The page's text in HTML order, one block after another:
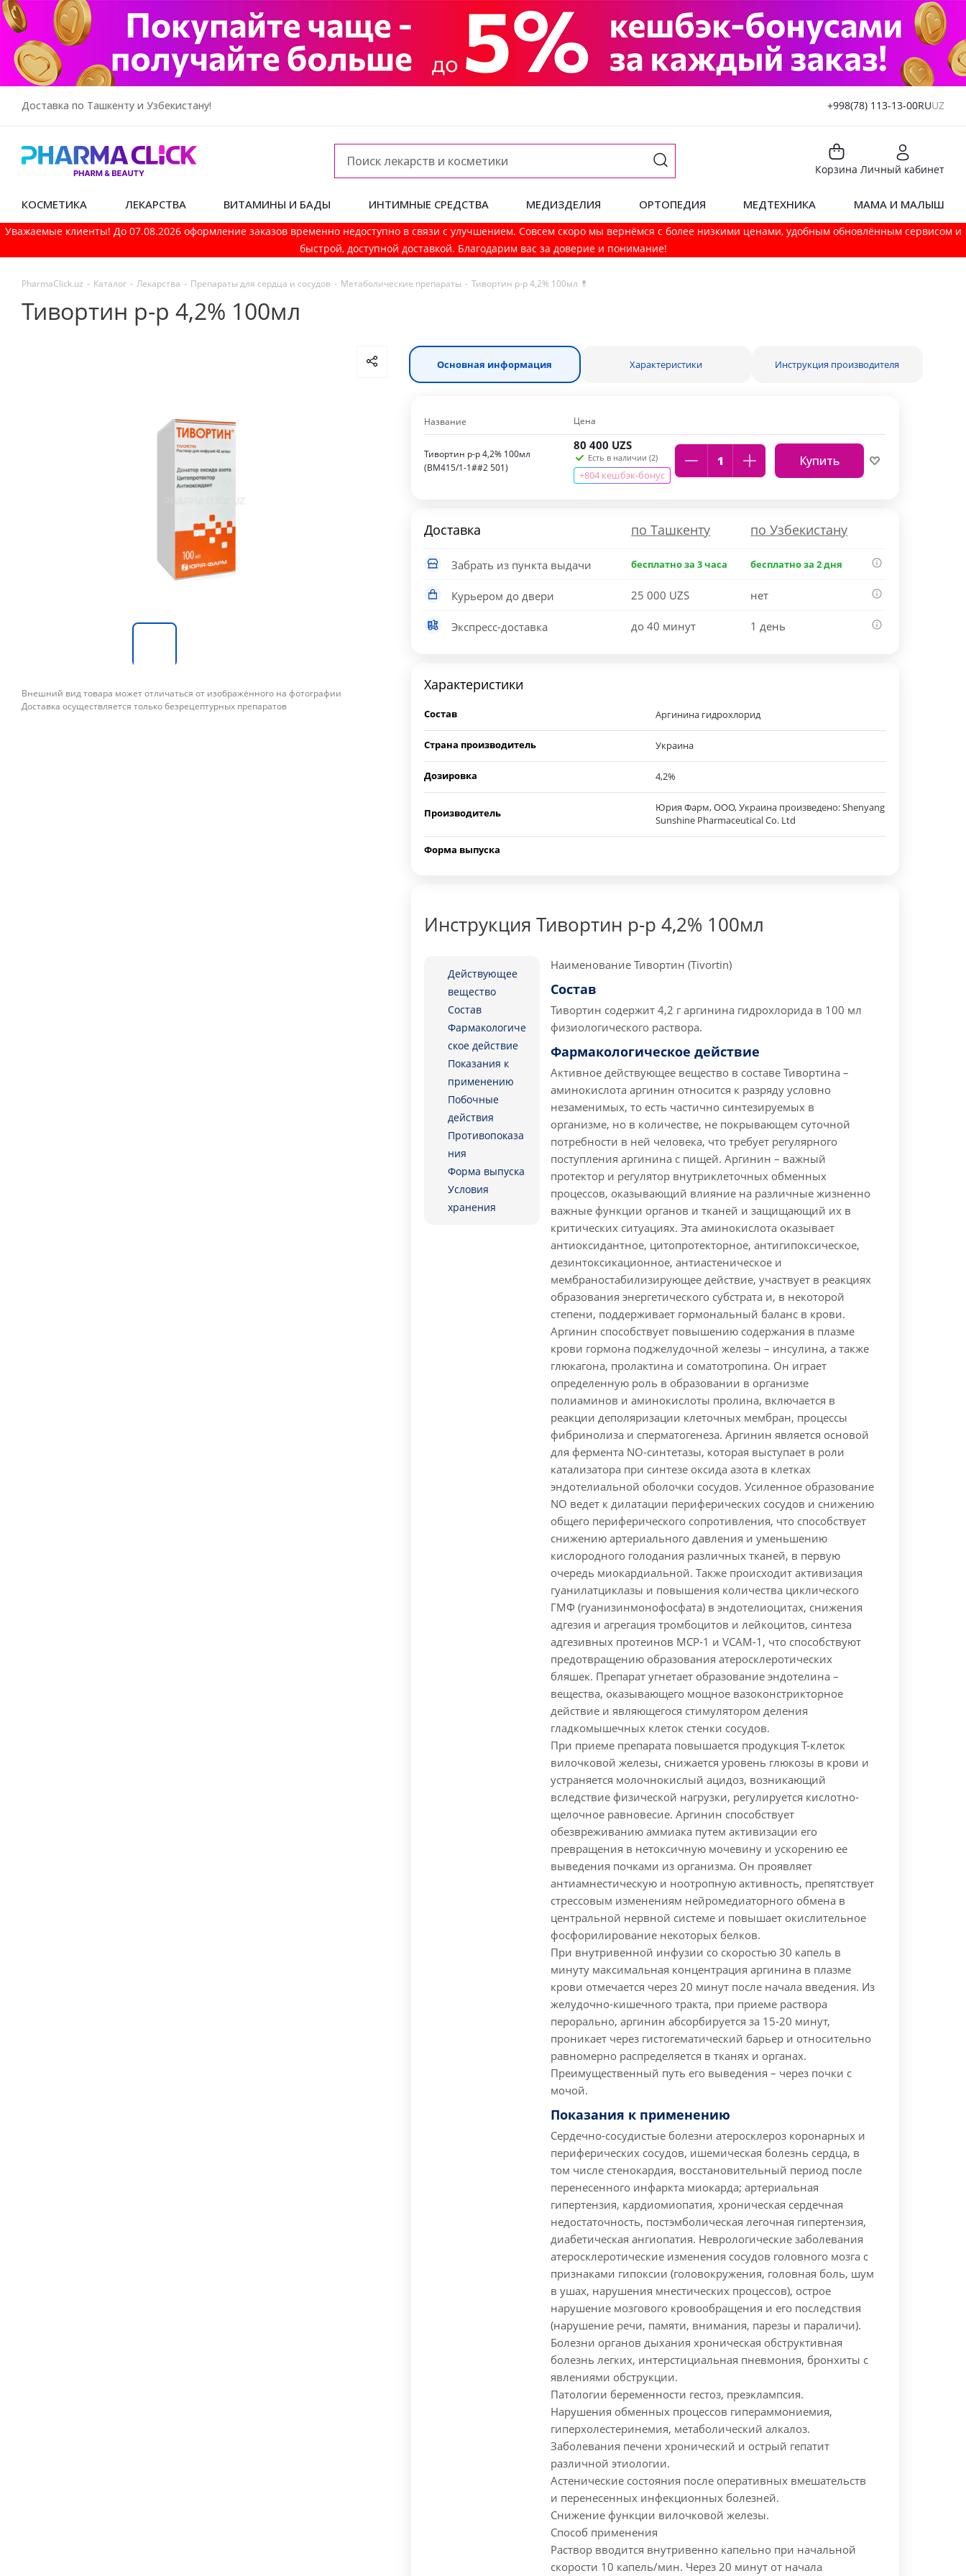
Доставка по Ташкенту и Узбекистану! +998(78) 113-13-00RUUZ
Корзина Личный кабинет
КОСМЕТИКА ЛЕКАРСТВА ВИТАМИНЫ И БАДЫ ИНТИМНЫЕ СРЕДСТВА МЕДИЗДЕЛИЯ ОРТОПЕДИЯ МЕДТЕХНИКА МАМА И МАЛЫШ
Уважаемые клиенты! До 07.08.2026 оформление заказов временно недоступно в связи с улучшением. Совсем скоро мы вернёмся с более низкими ценами, удобным обновлённым сервисом и
быстрой, доступной доставкой. Благодарим вас за доверие и понимание!
PharmaСlick.uz - Каталог - Лекарства - Препараты для сердца и сосудов - Метаболические препараты - Тивортин р-р 4,2% 100мл 💊
Тивортин р-р 4,2% 100мл
Внешний вид товара может отличаться от изображённого на фотографии
Доставка осуществляется только безрецептурных препаратов
Основная информация Характеристики Инструкция производителя
Название Цена
Тивортин р-р 4,2% 100мл
(BM415/1-1##2 501)
80 400 UZS
Есть в наличии (2)
+804 кешбэк-бонус
Купить
Доставка по Ташкенту по Узбекистану
Забрать из пункта выдачи бесплатно за 3 часа бесплатно за 2 дня
Курьером до двери 25 000 UZS нет
Экспресс-доставка до 40 минут 1 день
Характеристики
Состав Аргинина гидрохлорид
Страна производитель Украина
Дозировка 4,2%
Производитель
Юрия Фарм, ООО, Украина произведено: Shenyang
Sunshine Pharmaceutical Co. Ltd
Форма выпуска
Инструкция Тивортин р-р 4,2% 100мл
Действующее
вещество
Состав
Фармакологиче
ское действие
Показания к
применению
Побочные
действия
Противопоказа
ния
Форма выпуска
Условия
хранения
Наименование Тивортин (Tivortin)
Состав
Тивортин содержит 4,2 г аргинина гидрохлорида в 100 мл
физиологического раствора.
Фармакологическое действие
Активное действующее вещество в составе Тивортина –
аминокислота аргинин относится к разряду условно
незаменимых, то есть частично синтезируемых в
организме, но в количестве, не покрывающем суточной
потребности в ней человека, что требует регулярного
поступления аргинина с пищей. Аргинин – важный
протектор и регулятор внутриклеточных обменных
процессов, оказывающий влияние на различные жизненно
важные функции органов и тканей и защищающий их в
критических ситуациях. Эта аминокислота оказывает
антиоксидантное, цитопротекторное, антигипоксическое,
дезинтоксикационное, антиастеническое и
мембраностабилизирующее действие, участвует в реакциях
образования энергетического субстрата и, в некоторой
степени, поддерживает гормональный баланс в крови.
Аргинин способствует повышению содержания в плазме
крови гормона поджелудочной железы – инсулина, а также
глюкагона, пролактина и соматотропина. Он играет
определенную роль в образовании в организме
полиаминов и аминокислоты пролина, включается в
реакции деполяризации клеточных мембран, процессы
фибринолиза и сперматогенеза. Аргинин является основой
для фермента NO-синтетазы, которая выступает в роли
катализатора при синтезе оксида азота в клетках
эндотелиальной оболочки сосудов. Усиленное образование
NO ведет к дилатации периферических сосудов и снижению
общего периферического сопротивления, что способствует
снижению артериального давления и уменьшению
кислородного голодания различных тканей, в первую
очередь миокардиальной. Также происходит активизация
гуанилатциклазы и повышения количества циклического
ГМФ (гуанизинмонофосфата) в эндотелиоцитах, снижения
адгезия и агрегация тромбоцитов и лейкоцитов, синтеза
адгезивных протеинов МСР-1 и VCAM-1, что способствуют
предотвращению образования атеросклеротических
бляшек. Препарат угнетает образование эндотелина –
вещества, оказывающего мощное вазоконстрикторное
действие и являющегося стимулятором деления
гладкомышечных клеток стенки сосудов.
При приеме препарата повышается продукция Т-клеток
вилочковой железы, снижается уровень глюкозы в крови и
устраняется молочнокислый ацидоз, возникающий
вследствие физической нагрузки, регулируется кислотно-
щелочное равновесие. Аргинин способствует
обезвреживанию аммиака путем активизации его
превращения в нетоксичную мочевину и ускорению ее
выведения почками из организма. Он проявляет
антиамнестическую и ноотропную активность, препятствует
стрессовым изменениям нейромедиаторного обмена в
центральной нервной системе и повышает окислительное
фосфорилирование некоторых белков.
При внутривенной инфузии со скоростью 30 капель в
минуту максимальная концентрация аргинина в плазме
крови отмечается через 20 минут после начала введения. Из
желудочно-кишечного тракта, при приеме раствора
перорально, аргинин абсорбируется за 15-20 минут,
проникает через гистогематический барьер и относительно
равномерно распределяется в тканях и органах.
Преимущественный путь его выведения – через почки с
мочой.
Показания к применению
Сердечно-сосудистые болезни атеросклероз коронарных и
периферических сосудов, ишемическая болезнь сердца, в
том числе стенокардия, восстановительный период после
перенесенного инфаркта миокарда; артериальная
гипертензия, кардиомиопатия, хроническая сердечная
недостаточность, постэмболическая легочная гипертензия,
диабетическая ангиопатия. Неврологические заболевания
атеросклеротические изменения сосудов головного мозга с
признаками гипоксии (головокружения, головная боль, шум
в ушах, нарушения мнестических процессов), острое
нарушение мозгового кровообращения и его последствия
(нарушение речи, памяти, внимания, парезы и параличи).
Болезни органов дыхания хроническая обструктивная
болезнь легких, интерстициальная пневмония, бронхиты с
явлениями обструкции.
Патологии беременности гестоз, преэклампсия.
Нарушения обменных процессов гипераммониемия,
гиперхолестеринемия, метаболический алкалоз.
Заболевания печени хронический и острый гепатит
различной этиологии.
Астенические состояния после оперативных вмешательств
и перенесенных инфекционных болезней.
Снижение функции вилочковой железы.
Способ применения
Раствор вводится внутривенно капельно при начальной
скорости 10 капель/мин. Через 20 минут от начала